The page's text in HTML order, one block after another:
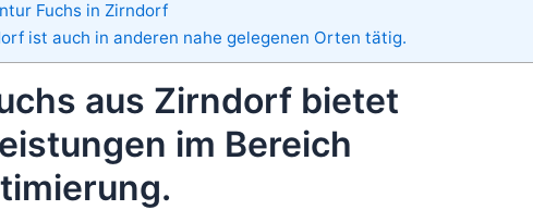
Fuchs in Zirndorf
ist auch in anderen nahe gelegenen Orten tätig.
aus Zirndorf bietet
im Bereich